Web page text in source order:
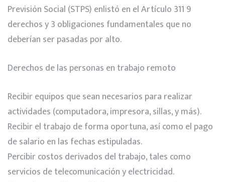
Previsión Social (STPS) enlistó en el Artículo 311 9
derechos y 3 obligaciones fundamentales que no
deberían ser pasadas por alto.
Derechos de las personas en trabajo remoto
Recibir equipos que sean necesarios para realizar
actividades (computadora, impresora, sillas, y más).
Recibir el trabajo de forma oportuna, así como el pago
de salario en las fechas estipuladas.
Percibir costos derivados del trabajo, tales como
servicios de telecomunicación y electricidad.